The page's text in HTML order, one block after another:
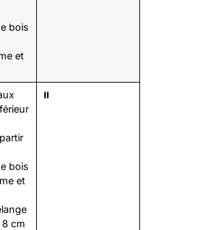
bois
et
bois
et
cm
⏸️